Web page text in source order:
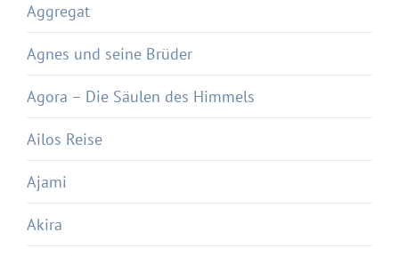
Aggregat
Agnes und seine Brüder
Agora – Die Säulen des Himmels
Ailos Reise
Ajami
Akira